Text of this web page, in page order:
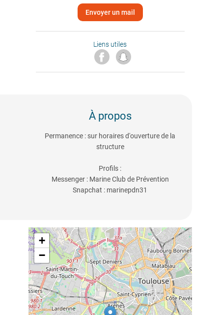
Envoyer un mail
Liens utiles
À propos
Permanence : sur horaires d'ouverture de la
structure
Profils :
Messenger : Marine Club de Prévention
Snapchat : marinepdn31
+
−